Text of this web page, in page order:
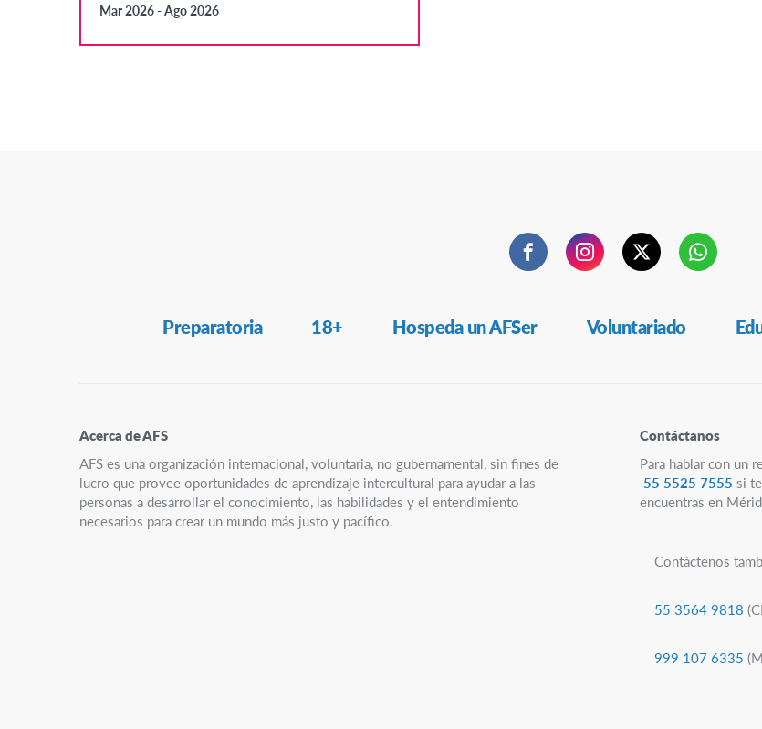
Mar 2026 - Ago 2026
FacebookInstagramTwitterWhatsApp
Preparatoria 18+ Hospeda un AFSer Voluntariado
Contáctanos
Para hablar con un
55 5525 7555 si
encuentras en
Contáctenos
55 3564 9818
999 107 6335
Acerca de AFS
AFS es una organización internacional, voluntaria, no gubernamental, sin fines de
lucro que provee oportunidades de aprendizaje intercultural para ayudar a las
personas a desarrollar el conocimiento, las habilidades y el entendimiento
necesarios para crear un mundo más justo y pacífico.